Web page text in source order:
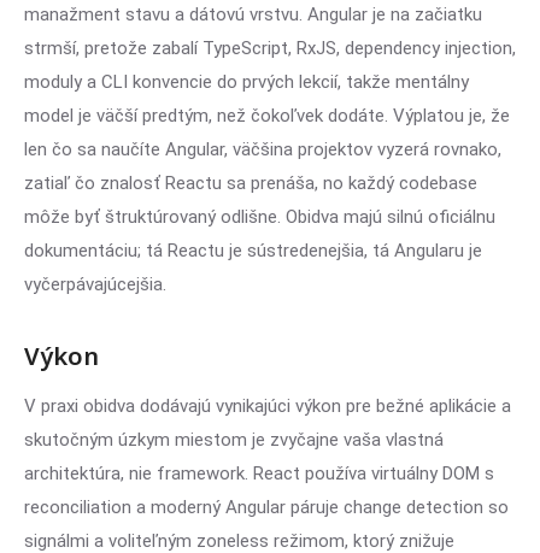
manažment stavu a dátovú vrstvu. Angular je na začiatku
strmší, pretože zabalí TypeScript, RxJS, dependency injection,
moduly a CLI konvencie do prvých lekcií, takže mentálny
model je väčší predtým, než čokoľvek dodáte. Výplatou je, že
len čo sa naučíte Angular, väčšina projektov vyzerá rovnako,
zatiaľ čo znalosť Reactu sa prenáša, no každý codebase
môže byť štruktúrovaný odlišne. Obidva majú silnú oficiálnu
dokumentáciu; tá Reactu je sústredenejšia, tá Angularu je
vyčerpávajúcejšia.
Výkon
V praxi obidva dodávajú vynikajúci výkon pre bežné aplikácie a
skutočným úzkym miestom je zvyčajne vaša vlastná
architektúra, nie framework. React používa virtuálny DOM s
reconciliation a moderný Angular páruje change detection so
signálmi a voliteľným zoneless režimom, ktorý znižuje